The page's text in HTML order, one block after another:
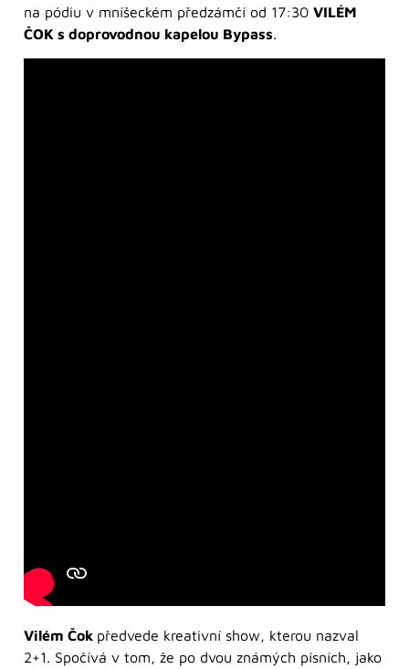
na pódiu v mníšeckém předzámčí od 17:30 VILÉM
ČOK s doprovodnou kapelou Bypass.
Vilém Čok předvede kreativní show, kterou nazval
2+1. Spočívá v tom, že po dvou známých písních, jako